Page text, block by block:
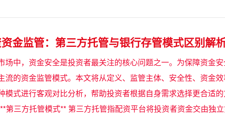
金监管：第三方托管与银行存管模式区别解
场中，资金安全是投资者最关注的核心问题之一。为保障资金
流的资金监管模式。本文将从定义、监管主体、安全性、资金
模式进行客观对比分析，帮助投资者根据自身需求选择更合适
第三方托管模式** 第三方托管指配资平台将投资者资金交由独